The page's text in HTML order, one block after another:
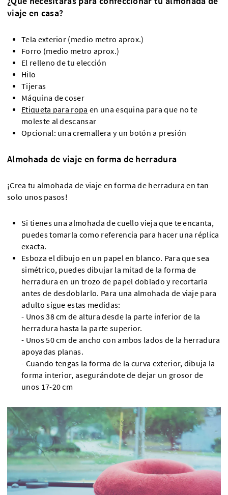
viaje en casa?
Tela exterior (medio metro aprox.)
Forro (medio metro aprox.)
El relleno de tu elección
Hilo
Tijeras
Máquina de coser
Etiqueta para ropa en una esquina para que no te
moleste al descansar
Opcional: una cremallera y un botón a presión
Almohada de viaje en forma de herradura
¡Crea tu almohada de viaje en forma de herradura en tan
solo unos pasos!
Si tienes una almohada de cuello vieja que te encanta,
puedes tomarla como referencia para hacer una réplica
exacta.
Esboza el dibujo en un papel en blanco. Para que sea
simétrico, puedes dibujar la mitad de la forma de
herradura en un trozo de papel doblado y recortarla
antes de desdoblarlo. Para una almohada de viaje para
adulto sigue estas medidas:
- Unos 38 cm de altura desde la parte inferior de la
herradura hasta la parte superior.
- Unos 50 cm de ancho con ambos lados de la herradura
apoyadas planas.
- Cuando tengas la forma de la curva exterior, dibuja la
forma interior, asegurándote de dejar un grosor de
unos 17-20 cm